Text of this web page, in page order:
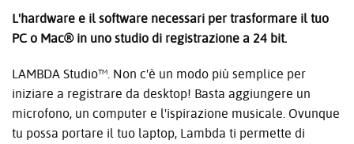
L'hardware e il software necessari per trasformare il tuo
PC o Mac® in uno studio di registrazione a 24 bit.
LAMBDA Studio™. Non c'è un modo più semplice per
iniziare a registrare da desktop! Basta aggiungere un
microfono, un computer e l'ispirazione musicale. Ovunque
tu possa portare il tuo laptop, Lambda ti permette di